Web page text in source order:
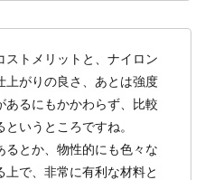
ストメリットと、ナイロン
上がりの良さ、あとは強度
あるにもかかわらず、比較
いうところですね。
るとか、物性的にも色々な
上で、非常に有利な材料と